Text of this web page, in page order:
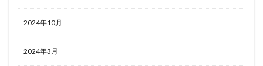
2024年10月
2024年3月